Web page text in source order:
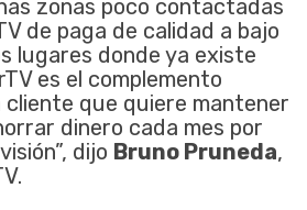
zonas poco contactadas
de paga de calidad a bajo
lugares donde ya existe
es el complemento
que quiere mantener
dinero cada mes por
dijo Bruno Pruneda,